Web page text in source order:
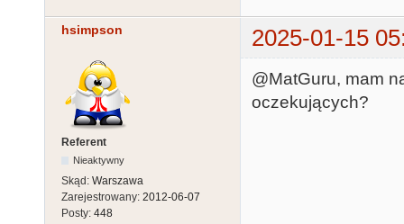
hsimpson 2025-01-15
Referent
Nieaktywny
Skąd: Warszawa
Zarejestrowany: 2012-06-07
Posty: 448
@MatGuru, mam
oczekujących?